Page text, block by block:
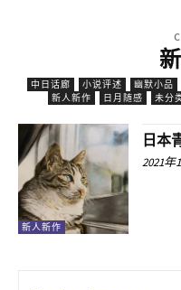
中日话廊 小说评述 幽默小品
新人新作
日月随感 未分
新人新作
日本
2021年